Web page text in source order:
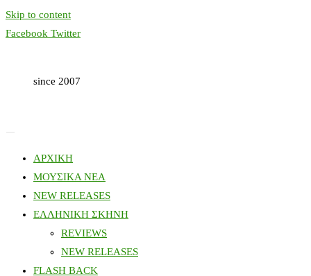
Skip to content
Facebook Twitter
since 2007
ΑΡΧΙΚΗ
ΜΟΥΣΙΚΑ ΝΕΑ
NEW RELEASES
ΕΛΛΗΝΙΚΗ ΣΚΗΝΗ
REVIEWS
NEW RELEASES
FLASH BACK